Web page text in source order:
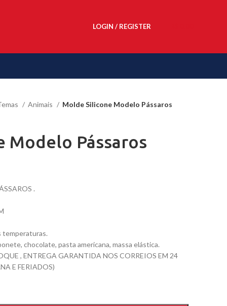
LOGIN / REGISTER
Animais
Molde Silicone Modelo Pássaros
Modelo Pássaros
.
temperaturas.
chocolate, pasta americana, massa elástica.
, ENTREGA GARANTIDA NOS CORREIOS EM 24
E FERIADOS)